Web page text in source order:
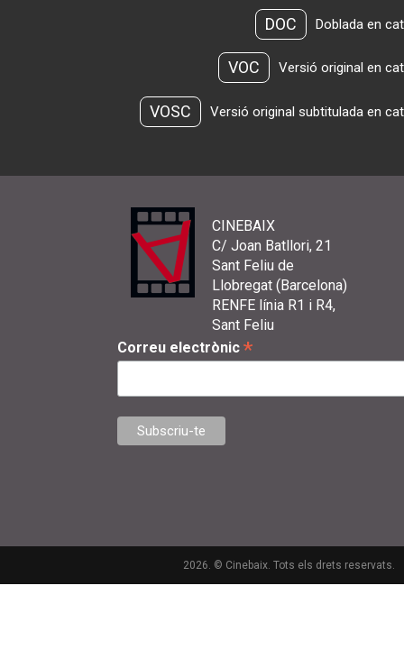
DOC Doblada en
VOC Versió original en
VOSC Versió original subtitulada en
CINEBAIX
C/ Joan Batllori, 21
Sant Feliu de
Llobregat (Barcelona)
RENFE línia R1 i R4,
Sant Feliu
Correu electrònic *
2026. © Cinebaix. Tots els drets reservats.